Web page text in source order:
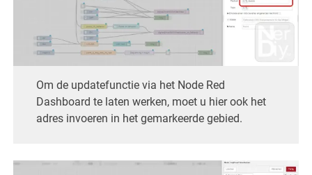
Om de updatefunctie via het Node Red
Dashboard te laten werken, moet u hier ook het
adres invoeren in het gemarkeerde gebied.